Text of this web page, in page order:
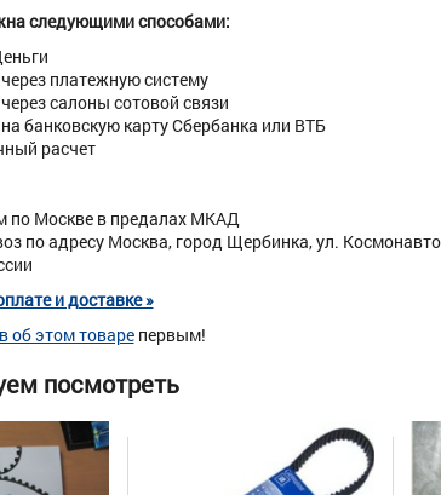
следующими способами:
платежную систему
салоны сотовой связи
банковскую карту Сбербанка или ВТБ
расчет
по Москве в предалах МКАД
по адресу Москва, город Щербинка, ул.
и доставке »
об этом товарепервым!
посмотреть